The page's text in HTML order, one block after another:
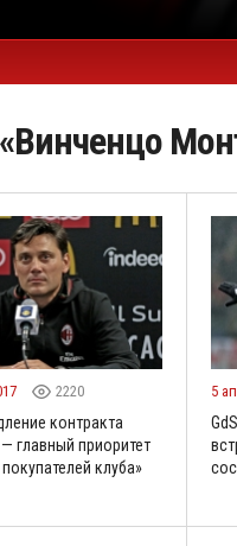
2220
контракта
главный приоритет
клуба»
5